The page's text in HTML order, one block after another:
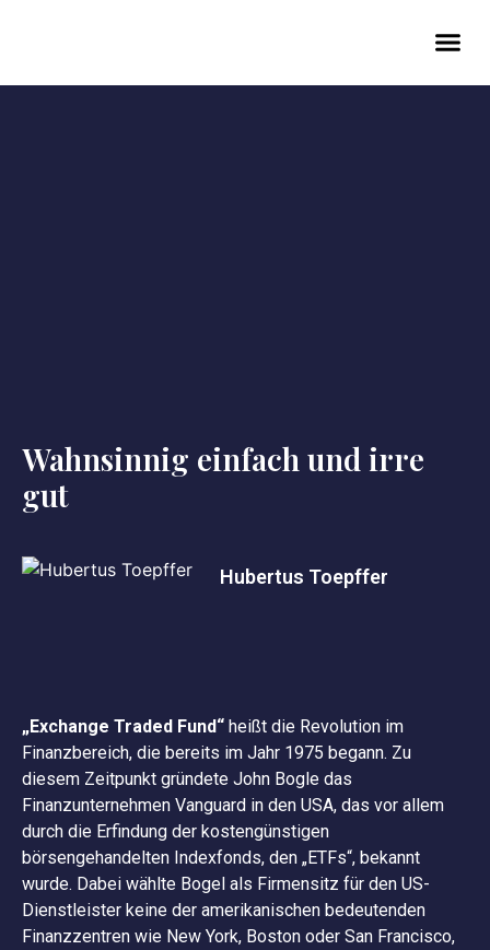
Wahnsinnig einfach und irre
gut
Hubertus Toepffer
„Exchange Traded Fund“ heißt die Revolution im
Finanzbereich, die bereits im Jahr 1975 begann. Zu
diesem Zeitpunkt gründete John Bogle das
Finanzunternehmen Vanguard in den USA, das vor allem
durch die Erfindung der kostengünstigen
börsengehandelten Indexfonds, den „ETFs“, bekannt
wurde. Dabei wählte Bogel als Firmensitz für den US-
Dienstleister keine der amerikanischen bedeutenden
Finanzzentren wie New York, Boston oder San Francisco,